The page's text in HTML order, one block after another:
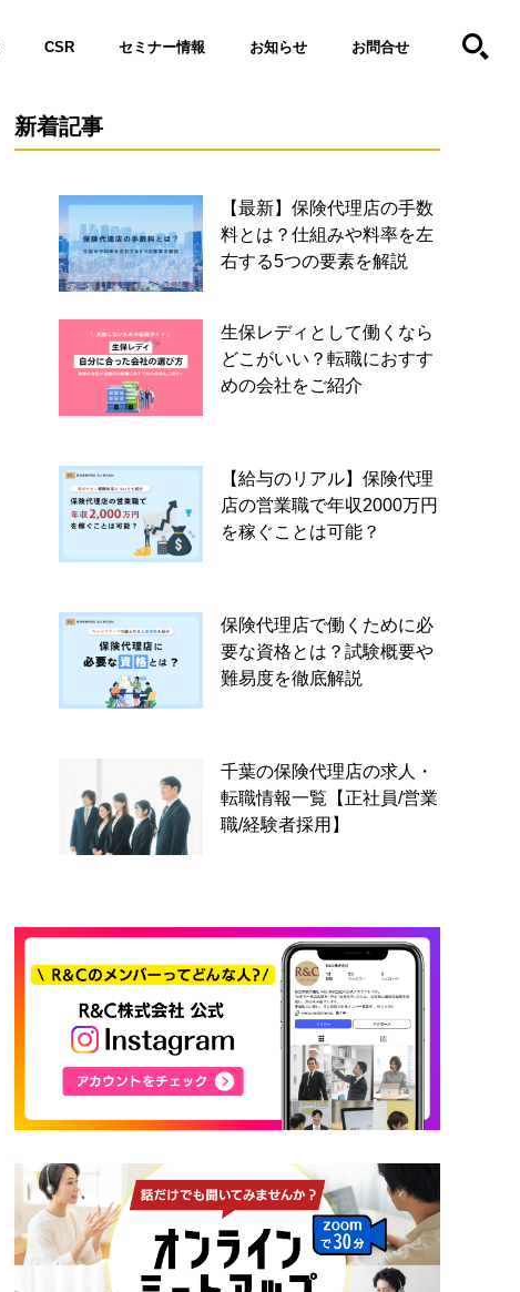
CSR セミナー情報 お知らせ お問合せ
新着記事
【最新】保険代理店の手数
料とは？仕組みや料率を左
右する5つの要素を解説
生保レディとして働くなら
どこがいい？転職におすす
めの会社をご紹介
【給与のリアル】保険代理
店の営業職で年収2000万円
を稼ぐことは可能？
保険代理店で働くために必
要な資格とは？試験概要や
難易度を徹底解説
千葉の保険代理店の求人・
転職情報一覧【正社員/営業
職/経験者採用】